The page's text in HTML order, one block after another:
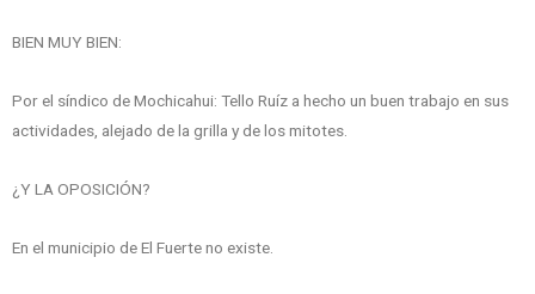
BIEN MUY BIEN:
Por el síndico de Mochicahui: Tello Ruíz a hecho un buen trabajo en sus
actividades, alejado de la grilla y de los mitotes.
¿Y LA OPOSICIÓN?
En el municipio de El Fuerte no existe.